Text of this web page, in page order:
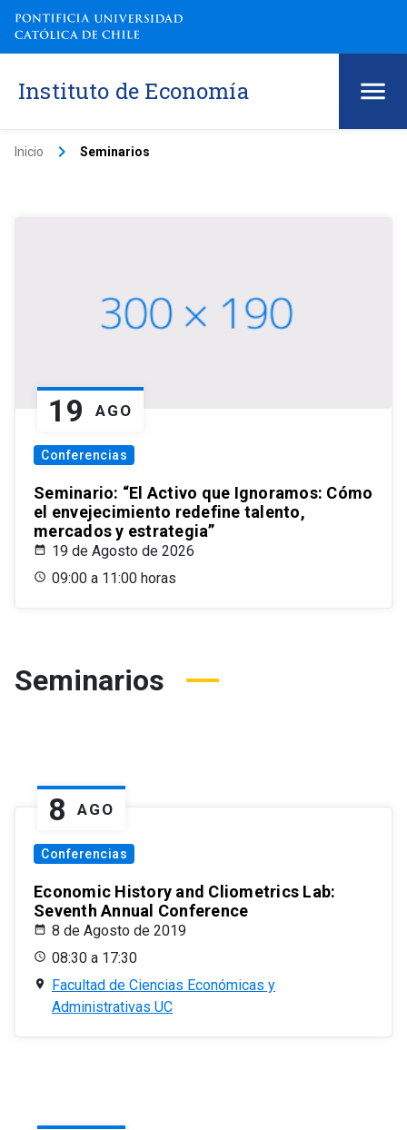
Instituto de Economía
Inicio keyboard_arrow_right Seminarios
19 AGO
Conferencias
Seminario: “El Activo que Ignoramos: Cómo
el envejecimiento redefine talento,
mercados y estrategia”
19 de Agosto de 2026
09:00 a 11:00 horas
Seminarios
8 AGO
Conferencias
Economic History and Cliometrics Lab:
Seventh Annual Conference
8 de Agosto de 2019
08:30 a 17:30
Facultad de Ciencias Económicas y
Administrativas UC